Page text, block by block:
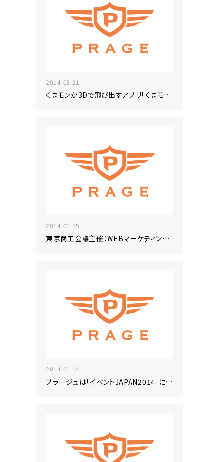
2014.03.21
くまモンが3Dで飛び出すアプリ「くまモンのAR」の提供を開始
2014.01.15
東京商工会議主催：WEBマーケティング塾で講師を担当
2014.01.14
プラージュは「イベントJAPAN2014」に出展いたします